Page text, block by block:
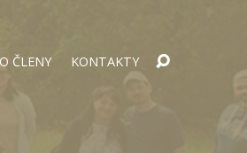
ČLENY KONTAKTY